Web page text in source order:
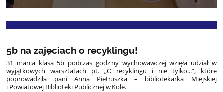
5b na zajęciach o recyklingu! ️
31 marca klasa 5b podczas godziny wychowawczej wzięła udział w
wyjątkowych warsztatach pt. „O recyklingu i nie tylko...”, które
poprowadziła pani Anna Pietruszka – bibliotekarka Miejskiej
i Powiatowej Biblioteki Publicznej w Kole.